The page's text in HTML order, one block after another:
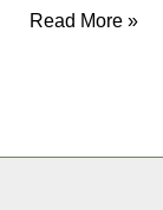
Read More »